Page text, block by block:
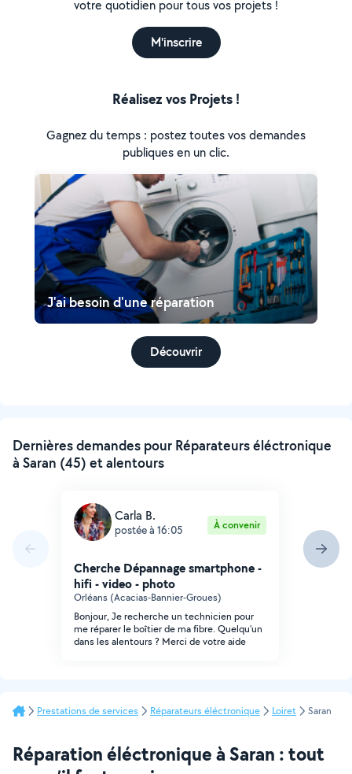
votre quotidien pour tous vos projets !
M'inscrire
Réalisez vos Projets !
Gagnez du temps : postez toutes vos demandes
publiques en un clic.
J'ai besoin d'une réparation
Découvrir
Dernières demandes pour Réparateurs éléctronique
à Saran (45) et alentours
Carla B.
postée à 16:05 À convenir
Cherche Dépannage smartphone -
hifi - video - photo
Orléans (Acacias-Bannier-Groues)
Bonjour, Je recherche un technicien pour
me réparer le boîtier de ma fibre. Quelqu'un
dans les alentours ? Merci de votre aide
Prestations de services Réparateurs éléctronique Loiret Saran
Réparation éléctronique à Saran : tout